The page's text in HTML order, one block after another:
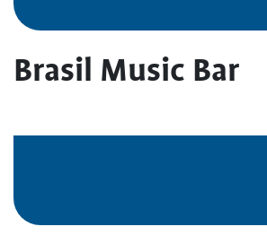
Brasil Music Bar